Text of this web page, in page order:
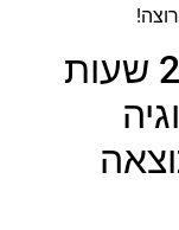
עזרה ראשונה שיניים 24 שעות